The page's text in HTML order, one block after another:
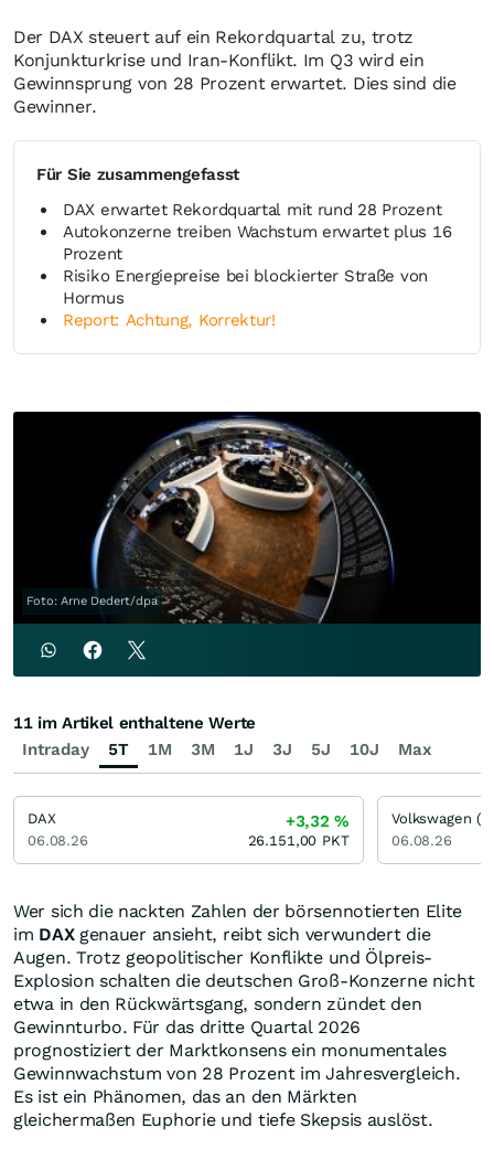
Der DAX steuert auf ein Rekordquartal zu, trotz
Konjunkturkrise und Iran-Konflikt. Im Q3 wird ein
Gewinnsprung von 28 Prozent erwartet. Dies sind die
Gewinner.
Für Sie zusammengefasst
DAX erwartet Rekordquartal mit rund 28 Prozent
Autokonzerne treiben Wachstum erwartet plus 16
Prozent
Risiko Energiepreise bei blockierter Straße von
Hormus
Report: Achtung, Korrektur!
Foto: Arne Dedert/dpa
Wer sich die nackten Zahlen der börsennotierten Elite
im DAXgenauer ansieht, reibt sich verwundert die
Augen. Trotz geopolitischer Konflikte und Ölpreis-
Explosion schalten die deutschen Groß-Konzerne nicht
etwa in den Rückwärtsgang, sondern zündet den
Gewinnturbo. Für das dritte Quartal 2026
prognostiziert der Marktkonsens ein monumentales
Gewinnwachstum von 28 Prozent im Jahresvergleich.
Es ist ein Phänomen, das an den Märkten
gleichermaßen Euphorie und tiefe Skepsis auslöst.
Intraday 5T 1M 3M 1J 3J 5J 10J Max
11 im Artikel enthaltene Werte
DAX
06.08.26
+3,32%
26.151,00 PKT
Volkswagen
06.08.26